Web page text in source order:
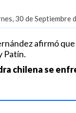
30 de Septiembre
afirmó
Patín.
chilena se